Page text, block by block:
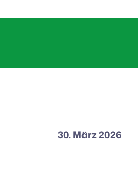
30. März 2026